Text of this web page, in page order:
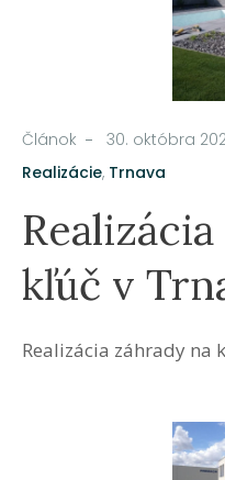
Článok 30. októbra
Realizácie, Trnava
kľúč v
Realizácia záhrady na